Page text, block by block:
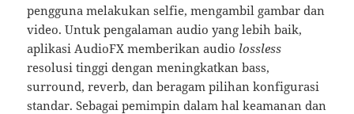
pengguna melakukan selfie, mengambil gambar dan
video. Untuk pengalaman audio yang lebih baik,
aplikasi AudioFX memberikan audio lossless
resolusi tinggi dengan meningkatkan bass,
surround, reverb, dan beragam pilihan konfigurasi
standar. Sebagai pemimpin dalam hal keamanan dan